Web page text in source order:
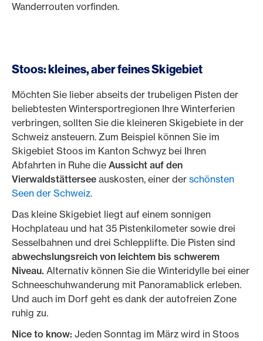
Wanderrouten vorfinden.
Stoos: kleines, aber feines Skigebiet
Möchten Sie lieber abseits der trubeligen Pisten der
beliebtesten Wintersportregionen Ihre Winterferien
verbringen, sollten Sie die kleineren Skigebiete in der
Schweiz ansteuern. Zum Beispiel können Sie im
Skigebiet Stoos im Kanton Schwyz bei Ihren
Abfahrten in Ruhe die Aussicht auf den
Vierwaldstättersee auskosten, einer der schönsten
Seen der Schweiz.
Das kleine Skigebiet liegt auf einem sonnigen
Hochplateau und hat 35 Pistenkilometer sowie drei
Sesselbahnen und drei Schlepplifte. Die Pisten sind
abwechslungsreich von leichtem bis schwerem
Niveau. Alternativ können Sie die Winteridylle bei einer
Schneeschuhwanderung mit Panoramablick erleben.
Und auch im Dorf geht es dank der autofreien Zone
ruhig zu.
Nice to know: Jeden Sonntag im März wird in Stoos